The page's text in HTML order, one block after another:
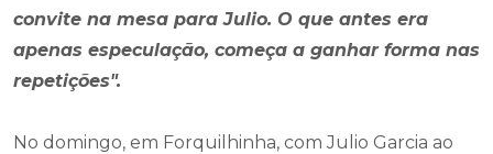
convite na mesa para Julio. O que antes era
apenas especulação, começa a ganhar forma nas
repetições".
No domingo, em Forquilhinha, com Julio Garcia ao